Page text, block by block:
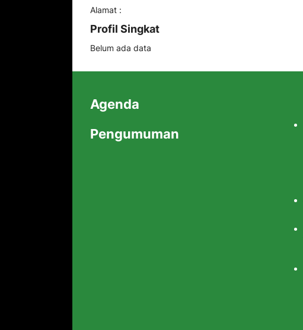
Alamat :
Profil Singkat
Belum ada data
Agenda
Pengumuman